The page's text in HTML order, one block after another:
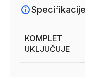
KOMPLET
UKLJUČUJE